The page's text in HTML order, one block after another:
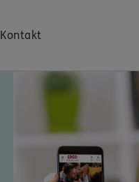
Kontakt